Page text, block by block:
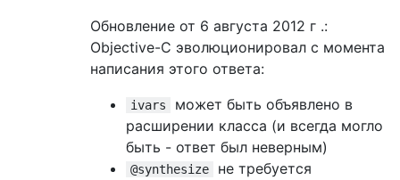
Обновление от 6 августа 2012 г .:
Objective-C эволюционировал с момента
написания этого ответа:
ivars
может быть объявлено в
расширении класса (и всегда могло
быть - ответ был неверным)
@synthesize не требуется